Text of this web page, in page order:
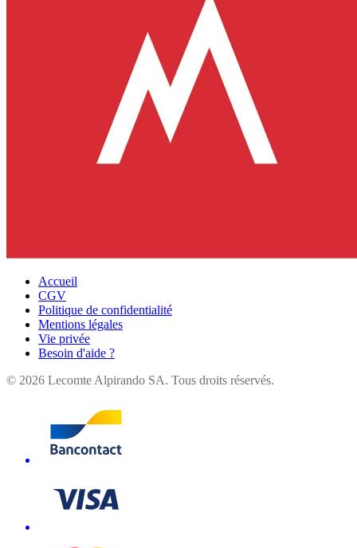
Accueil
CGV
Politique de confidentialité
Mentions légales
Vie privée
Besoin d'aide ?
© 2026 Lecomte Alpirando SA. Tous droits réservés.